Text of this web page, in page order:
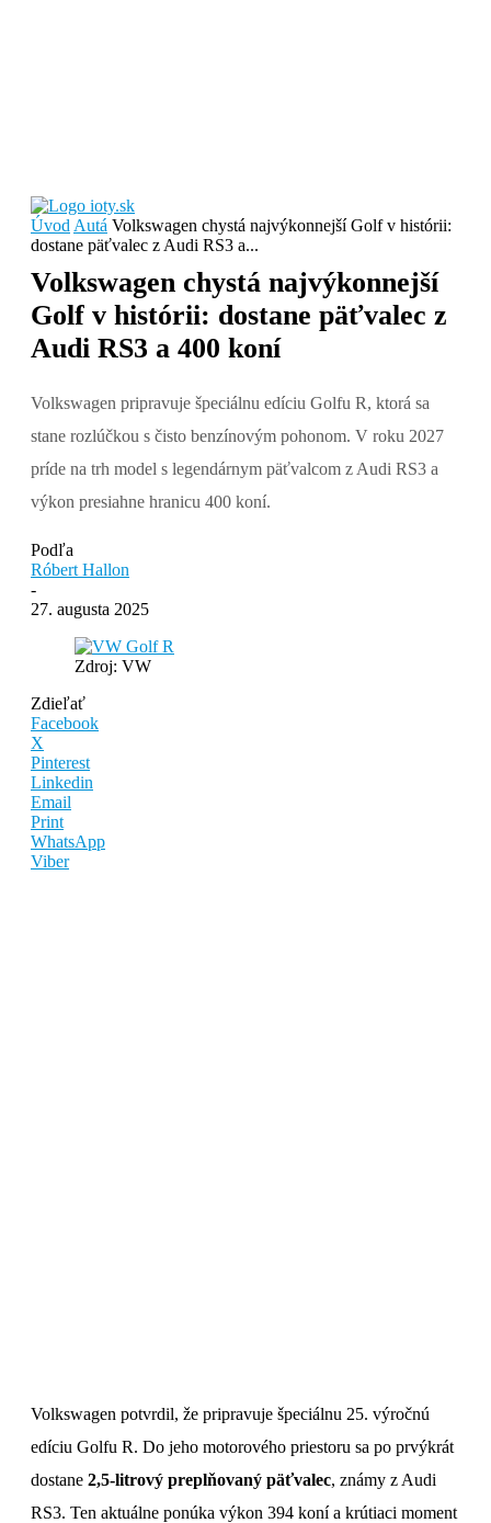
Úvod Autá Volkswagen chystá najvýkonnejší Golf v histórii:
dostane päťvalec z Audi RS3 a...
Volkswagen chystá najvýkonnejší
Golf v histórii: dostane päťvalec z
Audi RS3 a 400 koní
Volkswagen pripravuje špeciálnu edíciu Golfu R, ktorá sa
stane rozlúčkou s čisto benzínovým pohonom. V roku 2027
príde na trh model s legendárnym päťvalcom z Audi RS3 a
výkon presiahne hranicu 400 koní.
Podľa
Róbert Hallon
-
27. augusta 2025
Zdroj: VW
Zdieľať
Facebook
X
Pinterest
Linkedin
Email
Print
WhatsApp
Viber
Volkswagen potvrdil, že pripravuje špeciálnu 25. výročnú
edíciu Golfu R. Do jeho motorového priestoru sa po prvýkrát
dostane 2,5-litrový preplňovaný päťvalec, známy z Audi
RS3. Ten aktuálne ponúka výkon 394 koní a krútiaci moment